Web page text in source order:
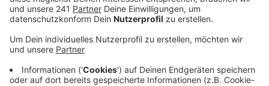
Saarstraße und Bensberger Straße in den Fokus
der Stadt Leverkusen gerückt.
Veröffentlicht:Mittwoch, 06.07.2022 06:19
Anzeige